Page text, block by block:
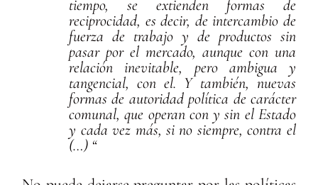
tiempo, se extienden formas de
reciprocidad, es decir, de intercambio de
fuerza de trabajo y de productos sin
pasar por el mercado, aunque con una
relación inevitable, pero ambigua y
tangencial, con el. Y también, nuevas
formas de autoridad política de carácter
comunal, que operan con y sin el Estado
y cada vez más, si no siempre, contra el
(…) “